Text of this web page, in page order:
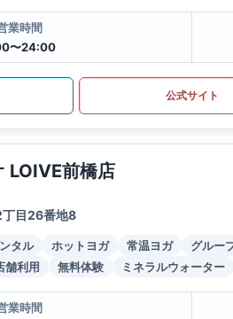
業時間
〜24:00
公式サイト
LOIVE前橋店
丁目26番地8
タル ホットヨガ 常温ヨガ
グルー
舗利用 無料体験 ミネラルウォーター
業時間